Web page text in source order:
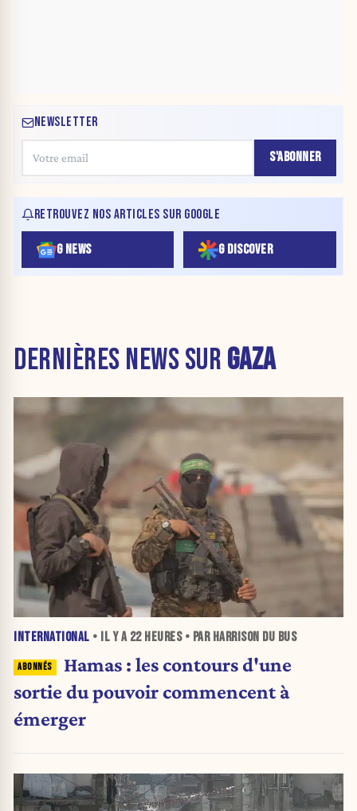
NEWSLETTER
S'ABONNER
RETROUVEZ NOS ARTICLES SUR GOOGLE
G NEWS G DISCOVER
DERNIÈRES NEWS SUR GAZA
INTERNATIONAL • IL Y A 22 HEURES• PAR HARRISON DU BUS
Hamas : les contours d'une
sortie du pouvoir commencent à
émerger